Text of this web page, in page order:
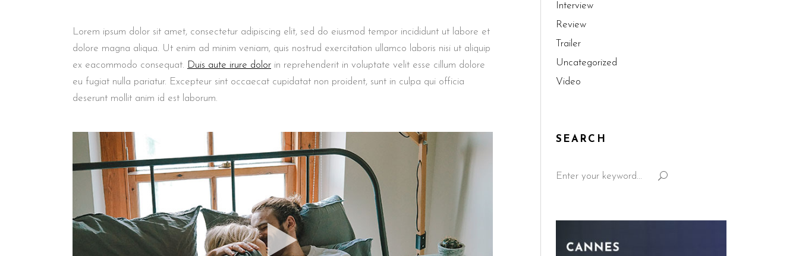
Lorem ipsum dolor sit amet, consectetur adipiscing elit, sed do eiusmod tempor incididunt ut labore et
dolore magna aliqua. Ut enim ad minim veniam, quis nostrud exercitation ullamco laboris nisi ut aliquip
ex eacommodo consequat. Duis aute irure dolor in reprehenderit in voluptate velit esse cillum dolore
eu fugiat nulla pariatur. Excepteur sint occaecat cupidatat non proident, sunt in culpa qui officia
deserunt mollit anim id est laborum.
Interview
Review
Trailer
Uncategorized
Video
SEARCH
for: